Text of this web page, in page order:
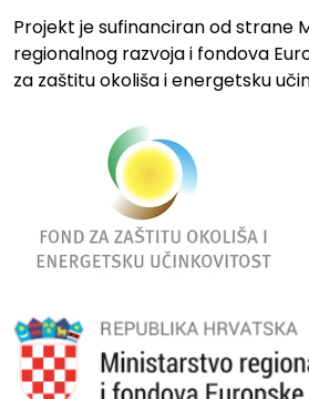
Projekt je sufinanciran od strane
regionalnog razvoja i fondova
za zaštitu okoliša i energetsku